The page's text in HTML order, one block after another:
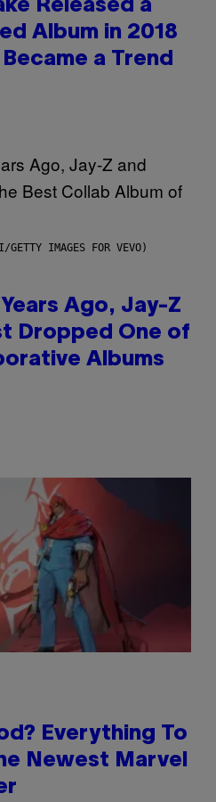
Released a
Album in 2018
a Trend
GETTY IMAGES FOR VEVO)
Ago, Jay-Z
Dropped One of
Albums
Everything To
Newest Marvel